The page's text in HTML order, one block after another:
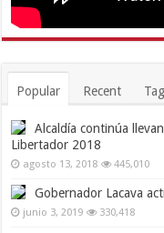
Popular Recent
Alcaldía continúa
Libertador 2018
agosto 13, 2018 445,010
Gobernador Lacava
junio 3, 2019 330,418